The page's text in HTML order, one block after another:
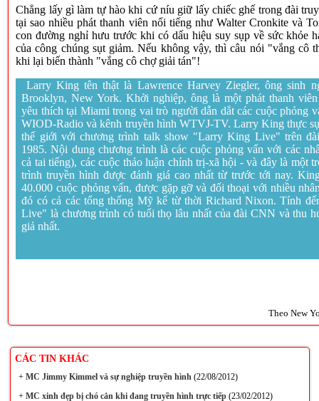
Chẳng lấy gì làm tự hào khi cứ níu giữ lấy chiếc ghế trong đài
tại sao nhiều phát thanh viên nổi tiếng như Walter Cronkite và
con đường nghỉ hưu trước khi có dấu hiệu suy sụp về sức khỏe
của công chúng sụt giảm. Nếu không vậy, thì câu nói "vắng cô
khi lại biến thành "vắng cô chợ giải tán"!
Larry King tên thật là Lawrence Harvey Ziegler, ông sinh
Brooklyn, New York. Khởi nghiệp, ông là một phát thanh
yêu thích tại Miami trong vai trò người dẫn dắt các cuộc phỏng
WIOD-Radio và kênh truyền hình WTVJ-TV. Larry King thực
thế giới với chương trình talk show "Larry King Live" trên
1985. Nội dung chương trình là các cuộc phỏng vấn với các
cả tai tiếng), các cuộc thảo luận chính trị-xã hội - và đây là một
trình truyền hình được đánh giá cao nhất từ trước tới nay.
40.000 cuộc phỏng vấn, được gặp gỡ và đối thoại với nhiều
đó có cả các tổng thống Mỹ kể từ thời Richard Nixon. Tính
Live" là chương trình có tuổi thọ lâu nhất của đài CNN và thu
giả nhất.
Theo New
CÁC TIN KHÁC
+MC Jimmy Kimmel và sự nghiệp truyền hình(22/08/2012)
+MC xinh đẹp bị chó cắn khi đang truyền hình trực tiếp(23/02/2012)